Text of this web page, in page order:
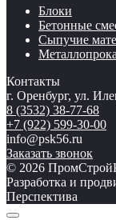
Блоки
Бетонные
Сыпучие
Контакты
г. Оренбург, ул.
8 (3532) 38-77-68
+7 (922) 599-30-00
info@psk56.ru
Заказать звонок
© 2026
Разработка и
Перспектива